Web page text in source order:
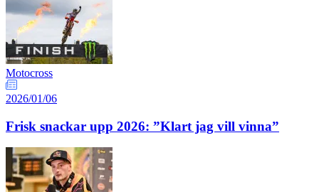
Motocross
2026/01/06
Frisk snackar upp 2026: ”Klart jag vill vinna”